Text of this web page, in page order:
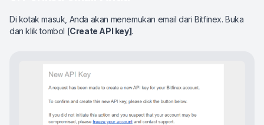
Di kotak masuk, Anda akan menemukan email dari Bitfinex. Buka
dan klik tombol [Create API key].